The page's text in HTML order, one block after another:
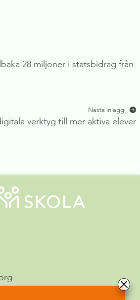
28 miljoner i statsbidrag från
Nästa inlägg:
verktyg till mer aktiva elever